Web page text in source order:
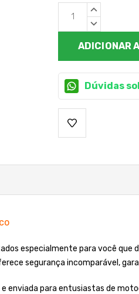
Estoque
atual:
QUANTIDADE
QUANTIDADE
Dúvidas
especialmente para você
segurança incomparável,
enviada para entusiastas de